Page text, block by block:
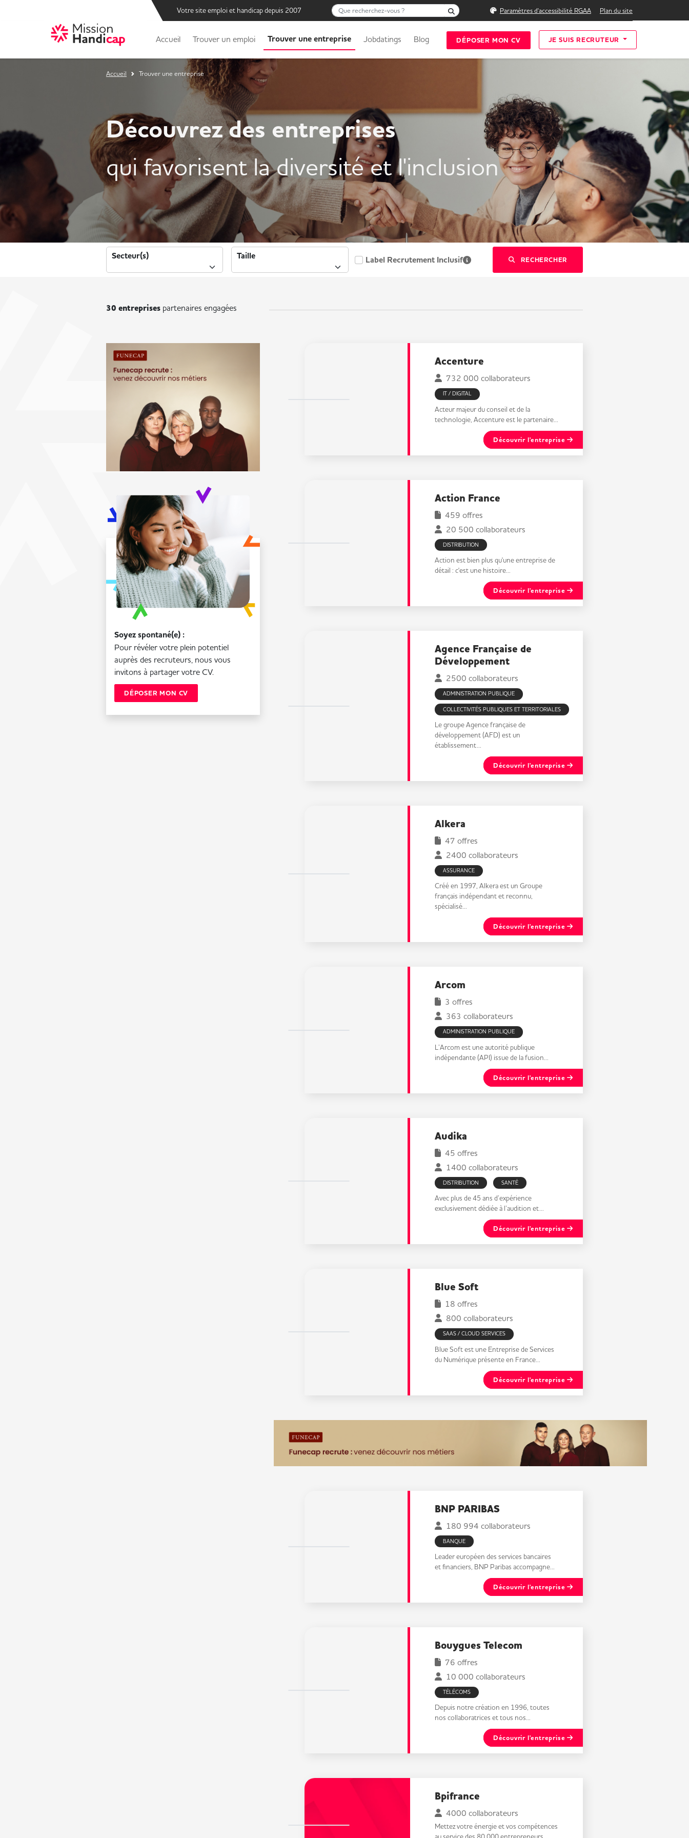
Votre site emploi et handicap depuis 2007 Que recherchez-vous ? Rechercher Paramètres d'accessibilité RGAA Plan du site
Accueil Trouver un emploi Trouver une entreprise Jobdatings Blog DÉPOSER MON CV JE SUIS RECRUTEUR
Accueil Trouver une entreprise
Découvrez des entreprises
qui favorisent la diversité et l'inclusion
Secteur(s) Taille Label Recrutement Inclusif RECHERCHER
30 entreprises partenaires engagées
Soyez spontané(e) :
Pour révéler votre plein potentiel
auprès des recruteurs, nous vous
invitons à partager votre CV.
DÉPOSER MON CV
Accenture
732 000 collaborateurs
IT / DIGITAL
Acteur majeur du conseil et de la
technologie, Accenture est le partenaire...
Découvrir l'entreprise
Action France
459 offres
20 500 collaborateurs
DISTRIBUTION
Action est bien plus qu'une entreprise de
détail : c'est une histoire...
Découvrir l'entreprise
Agence Française de
Développement
2500 collaborateurs
ADMINISTRATION PUBLIQUE
COLLECTIVITÉS PUBLIQUES ET TERRITORIALES
Le groupe Agence française de
développement (AFD) est un
établissement...
Découvrir l'entreprise
Alkera
47 offres
2400 collaborateurs
ASSURANCE
Créé en 1997, Alkera est un Groupe
français indépendant et reconnu,
spécialisé...
Découvrir l'entreprise
Arcom
3 offres
363 collaborateurs
ADMINISTRATION PUBLIQUE
L’Arcom est une autorité publique
indépendante (API) issue de la fusion...
Découvrir l'entreprise
Audika
45 offres
1400 collaborateurs
DISTRIBUTION SANTÉ
Avec plus de 45 ans d’expérience
exclusivement dédiée à l’audition et...
Découvrir l'entreprise
Blue Soft
18 offres
800 collaborateurs
SAAS / CLOUD SERVICES
Blue Soft est une Entreprise de Services
du Numérique présente en France...
Découvrir l'entreprise
BNP PARIBAS
180 994 collaborateurs
BANQUE
Leader européen des services bancaires
et financiers, BNP Paribas accompagne...
Découvrir l'entreprise
Bouygues Telecom
76 offres
10 000 collaborateurs
TÉLÉCOMS
Depuis notre création en 1996, toutes
nos collaboratrices et tous nos...
Découvrir l'entreprise
Bpifrance
4000 collaborateurs
Mettez votre énergie et vos compétences